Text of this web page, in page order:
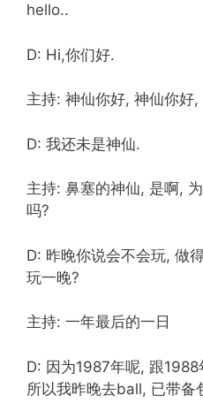
hello..
D: Hi,你们好.
主持: 神仙你好, 神仙你好,
D: 我还未是神仙.
主持: 鼻塞的神仙, 是啊,
吗?
D: 昨晚你说会不会玩, 做
玩一晚?
主持: 一年最后的一日
D: 因为1987年呢, 跟
所以我昨晚去ball, 已带备